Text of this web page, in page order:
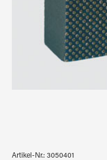
Artikel-Nr.: 3050401